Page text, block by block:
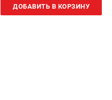
ДОБАВИТЬ В КОРЗИНУ